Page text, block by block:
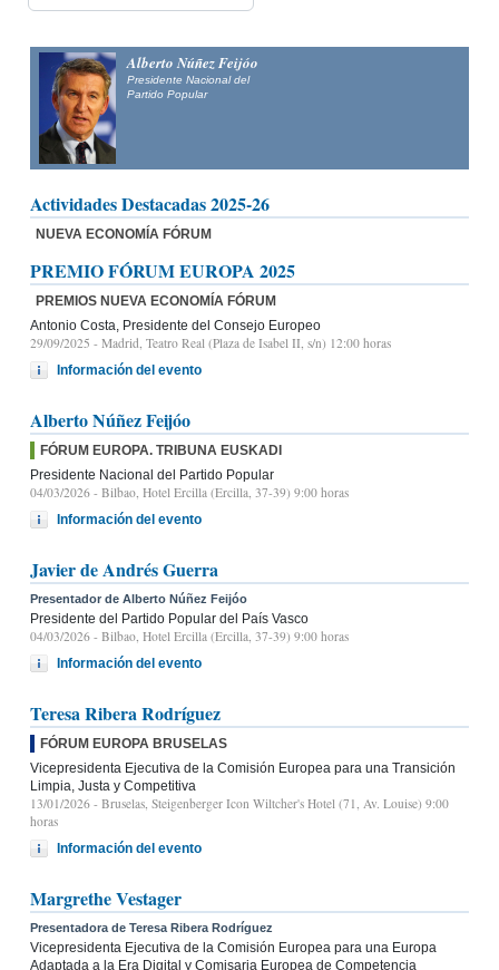
Alberto Núñez Feijóo
Presidente Nacional del
Partido Popular
Actividades Destacadas 2025-26
NUEVA ECONOMÍA FÓRUM
PREMIO FÓRUM EUROPA 2025
PREMIOS NUEVA ECONOMÍA FÓRUM
Antonio Costa, Presidente del Consejo Europeo
29/09/2025 - Madrid, Teatro Real (Plaza de Isabel II, s/n) 12:00 horas
Información del evento
Alberto Núñez Feijóo
FÓRUM EUROPA. TRIBUNA EUSKADI
Presidente Nacional del Partido Popular
04/03/2026 - Bilbao, Hotel Ercilla (Ercilla, 37-39) 9:00 horas
Información del evento
Javier de Andrés Guerra
Presentador de Alberto Núñez Feijóo
Presidente del Partido Popular del País Vasco
04/03/2026 - Bilbao, Hotel Ercilla (Ercilla, 37-39) 9:00 horas
Información del evento
Teresa Ribera Rodríguez
FÓRUM EUROPA BRUSELAS
Vicepresidenta Ejecutiva de la Comisión Europea para una Transición
Limpia, Justa y Competitiva
13/01/2026 - Bruselas, Steigenberger Icon Wiltcher's Hotel (71, Av. Louise) 9:00
horas
Información del evento
Margrethe Vestager
Presentadora de Teresa Ribera Rodríguez
Vicepresidenta Ejecutiva de la Comisión Europea para una Europa
Adaptada a la Era Digital y Comisaria Europea de Competencia